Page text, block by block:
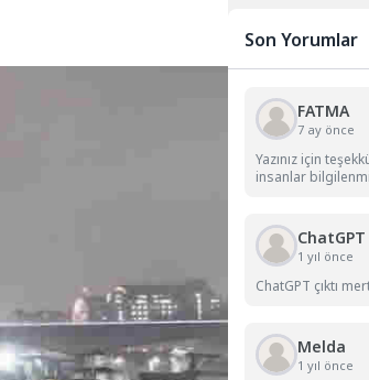
Son Yorumlar
FATMA
7 ay önce
Yazınız için
insanlar
1 yıl önce
ChatGPT çıktı
Melda
1 yıl önce